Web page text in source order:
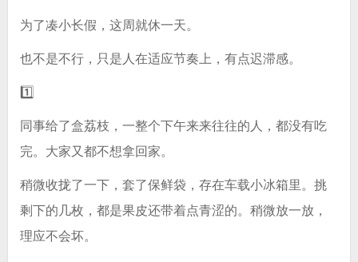
为了凑小长假，这周就休一天。
也不是不行，只是人在适应节奏上，有点迟滞感。
1️⃣
同事给了盒荔枝，一整个下午来来往往的人，都没有吃
完。大家又都不想拿回家。
稍微收拢了一下，套了保鲜袋，存在车载小冰箱里。挑
剩下的几枚，都是果皮还带着点青涩的。稍微放一放，
理应不会坏。